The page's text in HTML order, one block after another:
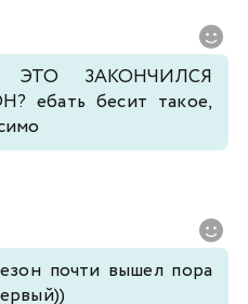
ЗАКОНЧИЛСЯ
ебать бесит такое,
почти вышел пора